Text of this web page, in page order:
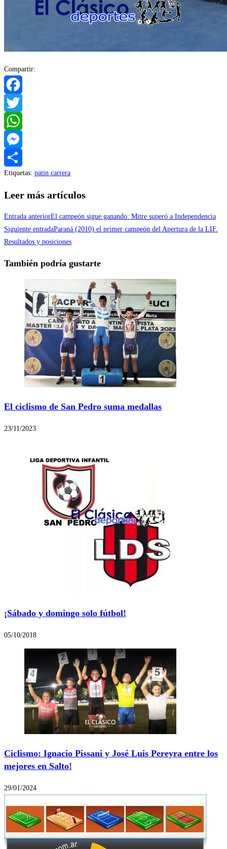
Compartir:
Facebook
Twitter
WhatsApp
Messenger
Compartir
Etiquetas: patin carrera
Leer más artículos
Entrada anteriorEl campeón sigue ganando: Mitre superó a Independencia
Siguiente entradaParaná (2010) el primer campeón del Apertura de la LIF.
Resultados y posiciones
También podría gustarte
El ciclismo de San Pedro suma medallas
23/11/2023
¡Sábado y domingo solo fútbol!
05/10/2018
Ciclismo: Ignacio Pissani y José Luis Pereyra entre los
mejores en Salto!
29/01/2024